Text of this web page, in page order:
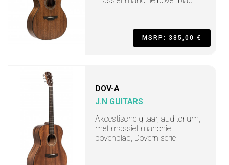
MSRP: 385,00 €
DOV-A
J.N GUITARS
Akoestische gitaar, auditorium,
met massief mahonie
bovenblad, Dovern serie